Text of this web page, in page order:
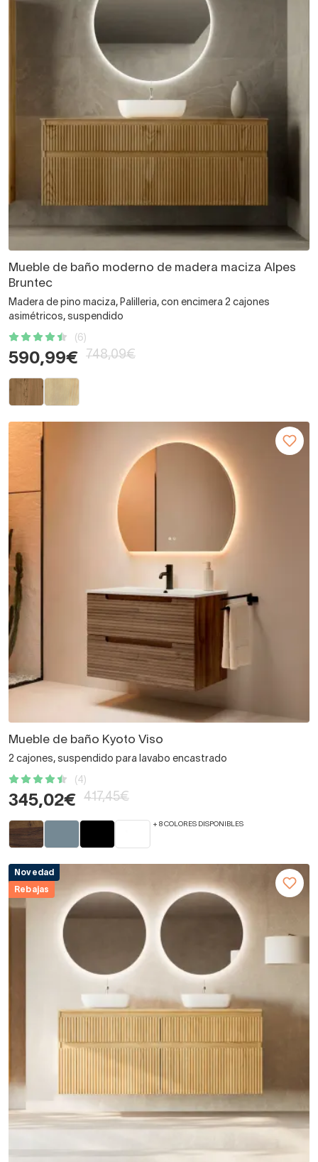
Mueble de baño moderno de madera maciza Alpes
Bruntec
Madera de pino maciza, Palilleria, con encimera 2 cajones
asimétricos, suspendido
(6)
590,99€ 748,09€
Mueble de baño Kyoto Viso
2 cajones, suspendido para lavabo encastrado
(4)
345,02€ 417,45€
+ 8 COLORES DISPONIBLES
Novedad
Rebajas